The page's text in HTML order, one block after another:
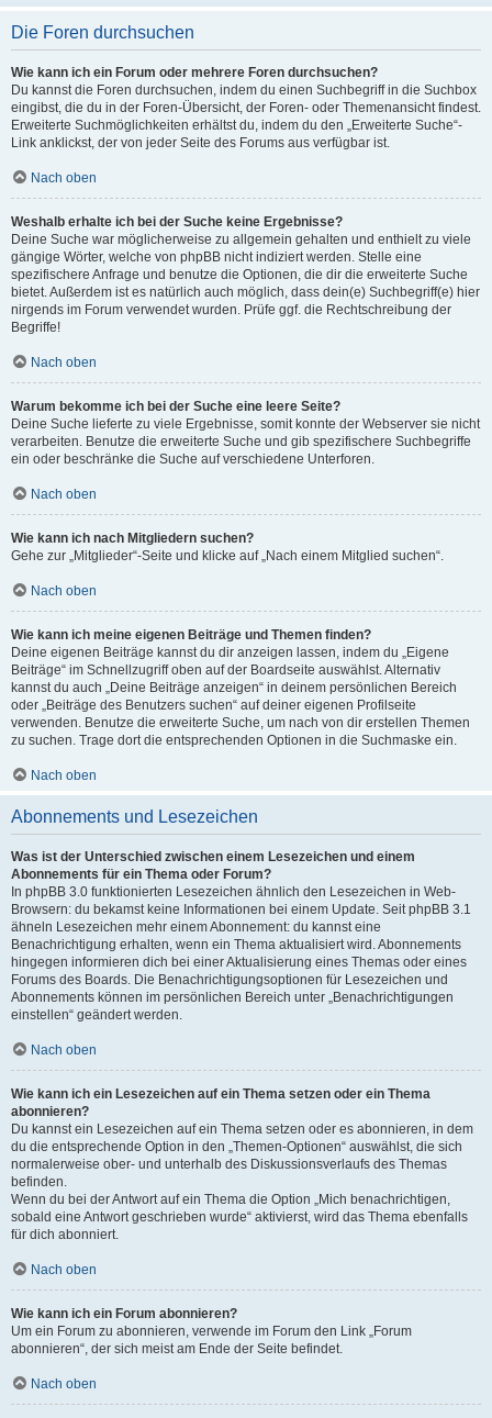
Die Foren durchsuchen
Wie kann ich ein Forum oder mehrere Foren durchsuchen?
Du kannst die Foren durchsuchen, indem du einen Suchbegriff in die Suchbox
eingibst, die du in der Foren-Übersicht, der Foren- oder Themenansicht findest.
Erweiterte Suchmöglichkeiten erhältst du, indem du den „Erweiterte Suche“-
Link anklickst, der von jeder Seite des Forums aus verfügbar ist.
Nach oben
Weshalb erhalte ich bei der Suche keine Ergebnisse?
Deine Suche war möglicherweise zu allgemein gehalten und enthielt zu viele
gängige Wörter, welche von phpBB nicht indiziert werden. Stelle eine
spezifischere Anfrage und benutze die Optionen, die dir die erweiterte Suche
bietet. Außerdem ist es natürlich auch möglich, dass dein(e) Suchbegriff(e) hier
nirgends im Forum verwendet wurden. Prüfe ggf. die Rechtschreibung der
Begriffe!
Nach oben
Warum bekomme ich bei der Suche eine leere Seite?
Deine Suche lieferte zu viele Ergebnisse, somit konnte der Webserver sie nicht
verarbeiten. Benutze die erweiterte Suche und gib spezifischere Suchbegriffe
ein oder beschränke die Suche auf verschiedene Unterforen.
Nach oben
Wie kann ich nach Mitgliedern suchen?
Gehe zur „Mitglieder“-Seite und klicke auf „Nach einem Mitglied suchen“.
Nach oben
Wie kann ich meine eigenen Beiträge und Themen finden?
Deine eigenen Beiträge kannst du dir anzeigen lassen, indem du „Eigene
Beiträge“ im Schnellzugriff oben auf der Boardseite auswählst. Alternativ
kannst du auch „Deine Beiträge anzeigen“ in deinem persönlichen Bereich
oder „Beiträge des Benutzers suchen“ auf deiner eigenen Profilseite
verwenden. Benutze die erweiterte Suche, um nach von dir erstellen Themen
zu suchen. Trage dort die entsprechenden Optionen in die Suchmaske ein.
Nach oben
Abonnements und Lesezeichen
Was ist der Unterschied zwischen einem Lesezeichen und einem
Abonnements für ein Thema oder Forum?
In phpBB 3.0 funktionierten Lesezeichen ähnlich den Lesezeichen in Web-
Browsern: du bekamst keine Informationen bei einem Update. Seit phpBB 3.1
ähneln Lesezeichen mehr einem Abonnement: du kannst eine
Benachrichtigung erhalten, wenn ein Thema aktualisiert wird. Abonnements
hingegen informieren dich bei einer Aktualisierung eines Themas oder eines
Forums des Boards. Die Benachrichtigungsoptionen für Lesezeichen und
Abonnements können im persönlichen Bereich unter „Benachrichtigungen
einstellen“ geändert werden.
Nach oben
Wie kann ich ein Lesezeichen auf ein Thema setzen oder ein Thema
abonnieren?
Du kannst ein Lesezeichen auf ein Thema setzen oder es abonnieren, in dem
du die entsprechende Option in den „Themen-Optionen“ auswählst, die sich
normalerweise ober- und unterhalb des Diskussionsverlaufs des Themas
befinden.
Wenn du bei der Antwort auf ein Thema die Option „Mich benachrichtigen,
sobald eine Antwort geschrieben wurde“ aktivierst, wird das Thema ebenfalls
für dich abonniert.
Nach oben
Wie kann ich ein Forum abonnieren?
Um ein Forum zu abonnieren, verwende im Forum den Link „Forum
abonnieren“, der sich meist am Ende der Seite befindet.
Nach oben